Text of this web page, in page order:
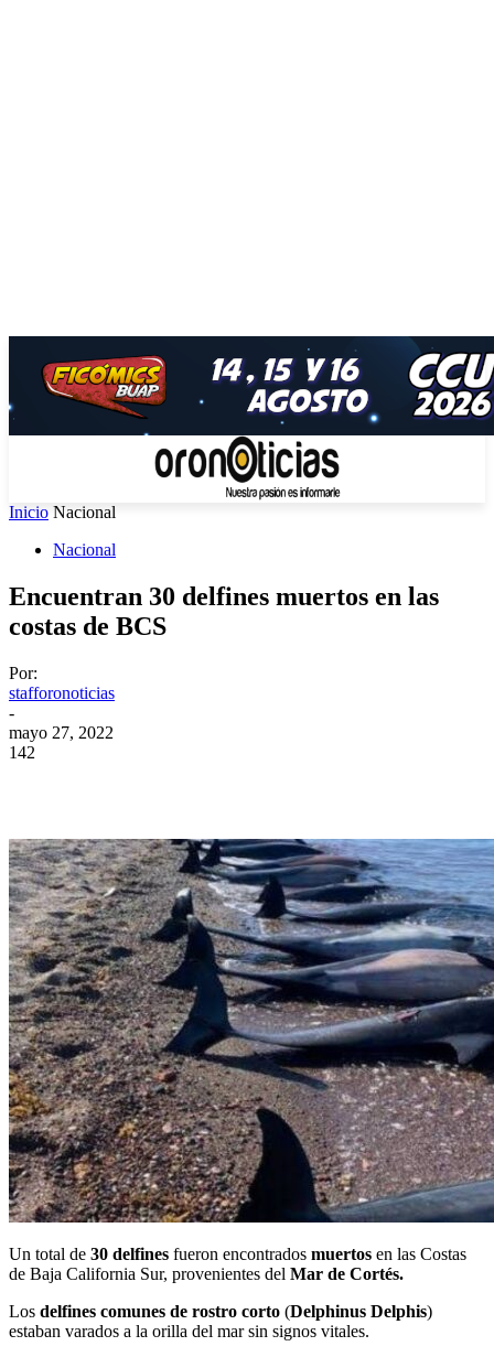
Inicio Nacional
Nacional
Encuentran 30 delfines muertos en las
costas de BCS
Por:
stafforonoticias
-
mayo 27, 2022
142
Un total de 30 delfines fueron encontrados muertos en las Costas
de Baja California Sur, provenientes del Mar de Cortés.
Los delfines comunes de rostro corto (Delphinus Delphis)
estaban varados a la orilla del mar sin signos vitales.